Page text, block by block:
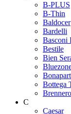
B-PLUS
B-Thin
Baldocer
Bardelli
Basconi
Bestile
Bien
Bottega
C
Caesar